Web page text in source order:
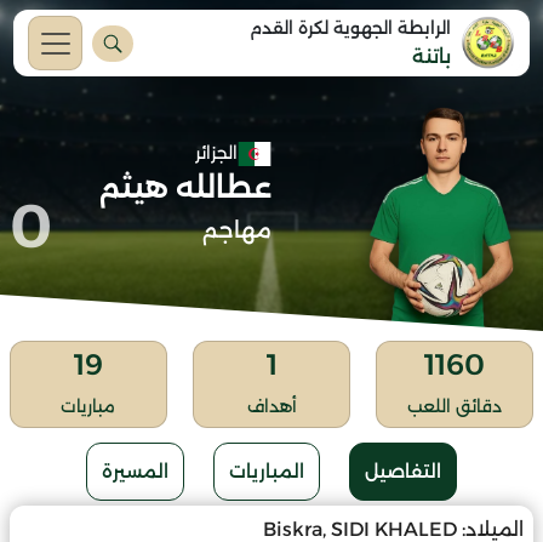
الرابطة الجهوية لكرة القدم
باتنة
الجزائر
عطالله هيثم
مهاجم 0
1160
دقائق اللعب
1
أهداف
19
مباريات
التفاصيل المباريات المسيرة
الميلاد: Biskra, SIDI KHALED